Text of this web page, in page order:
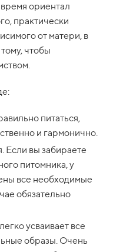
ориентал
практически
от матери, в
чтобы
питаться,
и гармонично.
Если вы забираете
питомника, у
все необходимые
обязательно
усваивает все
образы. Очень